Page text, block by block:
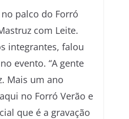
palco do Forró
com Leite.
integrantes, falou
evento. “A gente
Mais um ano
no Forró Verão e
que é a gravação